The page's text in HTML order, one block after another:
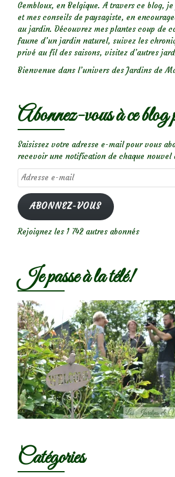
Gembloux, en Belgique. A travers ce blog,
et mes conseils de paysagiste, en
au jardin. Découvrez mes plantes coup de
faune d’un jardin naturel, suivez les
privé au fil des saisons, visitez d’autres
Bienvenue dans l’univers des Jardins de
Abonnez-vous à ce
Saisissez votre adresse e-mail pour vous
recevoir une notification de chaque nouvel
Adresse
e-
mail
ABONNEZ-VOUS
Rejoignez les 1 742 autres abonnés
Je passe à la télé!
Catégories